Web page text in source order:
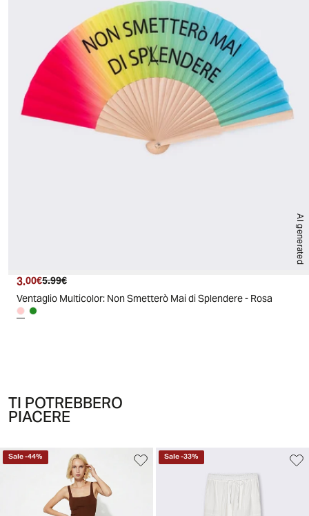
AI generated
Prezzo attuale
3.00€ Prezzo originale
5.99€
Ventaglio Multicolor: Non Smetterò Mai di Splendere - Rosa
TI POTREBBERO
PIACERE
Sale-44% Sale-33%